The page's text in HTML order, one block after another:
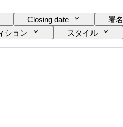
Closing date 署名
ション スタイル